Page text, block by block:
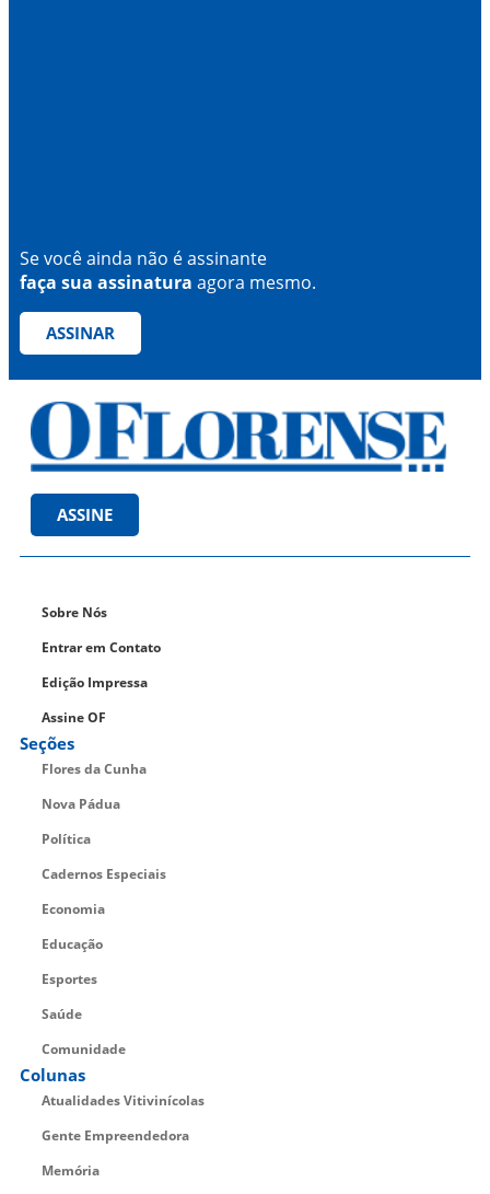
Se você ainda não é assinante
faça sua assinatura agora mesmo.
ASSINAR
ASSINE
Sobre Nós
Entrar em Contato
Edição Impressa
Assine OF
Seções
Flores da Cunha
Nova Pádua
Política
Cadernos Especiais
Economia
Educação
Esportes
Saúde
Comunidade
Colunas
Atualidades Vitivinícolas
Gente Empreendedora
Memória